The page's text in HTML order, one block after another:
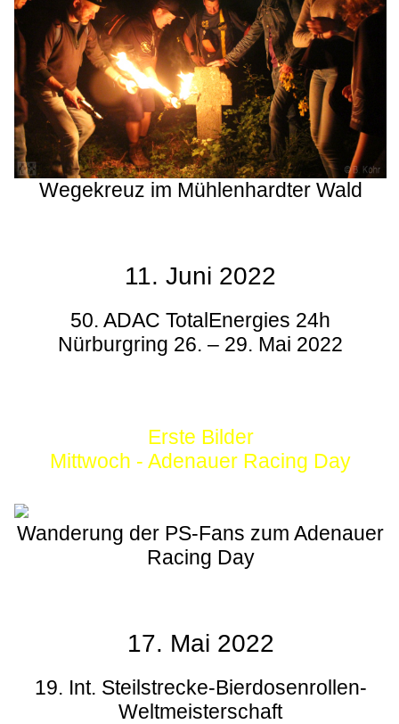
Wegekreuz im Mühlenhardter Wald
11. Juni 2022
50. ADAC TotalEnergies 24h
Nürburgring 26. – 29. Mai 2022
Erste Bilder
Mittwoch - Adenauer Racing Day
Wanderung der PS-Fans zum Adenauer
Racing Day
17. Mai 2022
19. Int. Steilstrecke-Bierdosenrollen-
Weltmeisterschaft